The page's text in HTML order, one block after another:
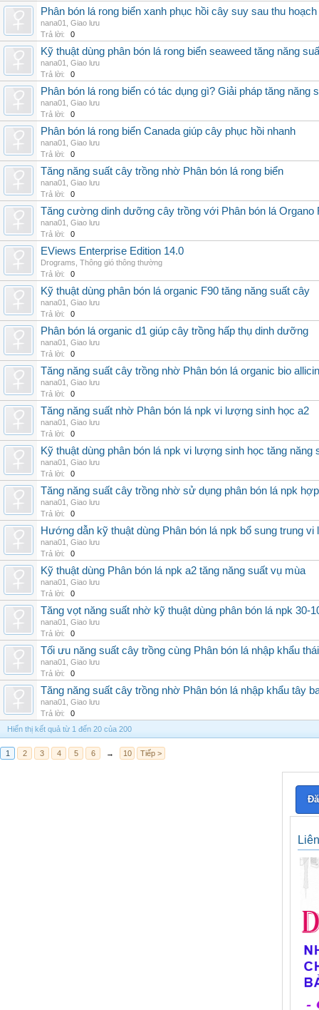
Phân bón lá rong biển xanh phục hồi cây suy sau thu hoạch
nana01
Giao lưu
Trả lời:
0
Kỹ thuật dùng phân bón lá rong biển seaweed tăng năng
nana01
Giao lưu
Trả lời:
0
Phân bón lá rong biển có tác dụng gì? Giải pháp tăng năng
nana01
Giao lưu
Trả lời:
0
Phân bón lá rong biển Canada giúp cây phục hồi nhanh
nana01
Giao lưu
Trả lời:
0
Tăng năng suất cây trồng nhờ Phân bón lá rong biển
nana01
Giao lưu
Trả lời:
0
Tăng cường dinh dưỡng cây trồng với Phân bón lá Organo
nana01
Giao lưu
Trả lời:
0
EViews Enterprise Edition 14.0
Drograms Thông gió thông thường
Trả lời:
0
Kỹ thuật dùng phân bón lá organic F90 tăng năng suất cây
nana01
Giao lưu
Trả lời:
0
Phân bón lá organic d1 giúp cây trồng hấp thụ dinh dưỡng
nana01
Giao lưu
Trả lời:
0
Tăng năng suất cây trồng nhờ Phân bón lá organic bio allicin
nana01
Giao lưu
Trả lời:
0
Tăng năng suất nhờ Phân bón lá npk vi lượng sinh học a2
nana01
Giao lưu
Trả lời:
0
Kỹ thuật dùng phân bón lá npk vi lượng sinh học tăng năng
nana01
Giao lưu
Trả lời:
0
Tăng năng suất cây trồng nhờ sử dụng phân bón lá npk
nana01
Giao lưu
Trả lời:
0
Hướng dẫn kỹ thuật dùng Phân bón lá npk bổ sung trung vi
nana01
Giao lưu
Trả lời:
0
Kỹ thuật dùng Phân bón lá npk a2 tăng năng suất vụ mùa
nana01
Giao lưu
Trả lời:
0
Tăng vọt năng suất nhờ kỹ thuật dùng phân bón lá npk 30-
nana01
Giao lưu
Trả lời:
0
Tối ưu năng suất cây trồng cùng Phân bón lá nhập khẩu
nana01
Giao lưu
Trả lời:
0
Tăng năng suất cây trồng nhờ Phân bón lá nhập khẩu tây
nana01
Giao lưu
Trả lời:
0
Hiển thị kết quả từ 1 đến 20 của 200
1 2 3 4 5 6 → 10 Tiếp >